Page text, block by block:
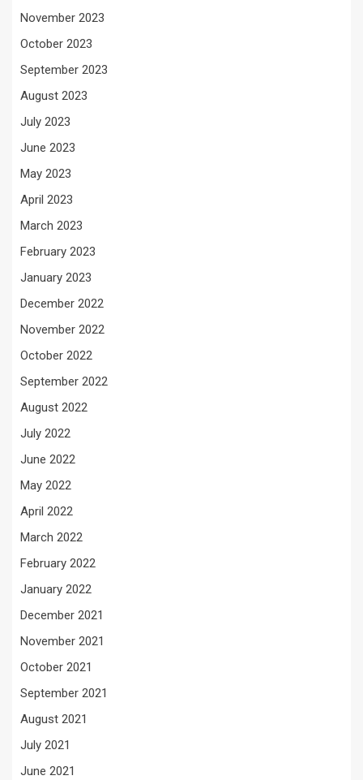
November 2023
October 2023
September 2023
August 2023
July 2023
June 2023
May 2023
April 2023
March 2023
February 2023
January 2023
December 2022
November 2022
October 2022
September 2022
August 2022
July 2022
June 2022
May 2022
April 2022
March 2022
February 2022
January 2022
December 2021
November 2021
October 2021
September 2021
August 2021
July 2021
June 2021